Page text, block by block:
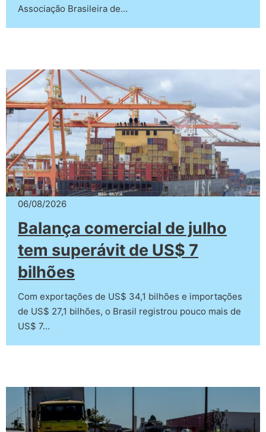
Associação Brasileira de…
06/08/2026
Balança comercial de julho
tem superávit de US$ 7
bilhões
Com exportações de US$ 34,1 bilhões e importações
de US$ 27,1 bilhões, o Brasil registrou pouco mais de
US$ 7…